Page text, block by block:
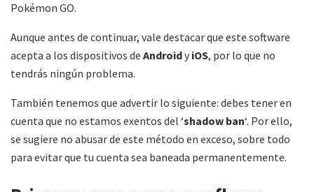
Pokémon GO.
Aunque antes de continuar, vale destacar que este software
acepta a los dispositivos de Androidy iOS, por lo que no
tendrás ningún problema.
También tenemos que advertir lo siguiente: debes tener en
cuenta que no estamos exentos del ‘shadow ban‘. Por ello,
se sugiere no abusar de este método en exceso, sobre todo
para evitar que tu cuenta sea baneada permanentemente.